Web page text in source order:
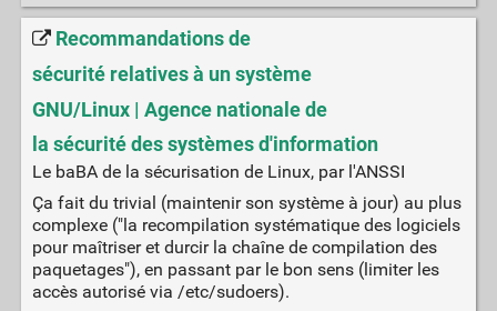
Recommandations de
sécurité relatives à un système
GNU/Linux | Agence nationale de
la sécurité des systèmes d'information
Le baBA de la sécurisation de Linux, par l'ANSSI
Ça fait du trivial (maintenir son système à jour) au plus
complexe ("la recompilation systématique des logiciels
pour maîtriser et durcir la chaîne de compilation des
paquetages"), en passant par le bon sens (limiter les
accès autorisé via /etc/sudoers).